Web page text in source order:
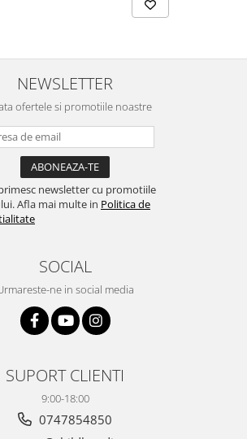
NEWSLETTER
ofertele si promotiile noastre
newsletter cu promotiile
Afla mai multe in Politica de
SOCIAL
ne in social media
SUPORT CLIENTI
9:00-18:00
0747854850